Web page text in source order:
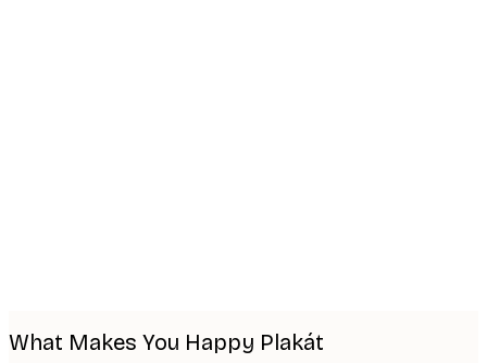
What Makes You Happy Plakát